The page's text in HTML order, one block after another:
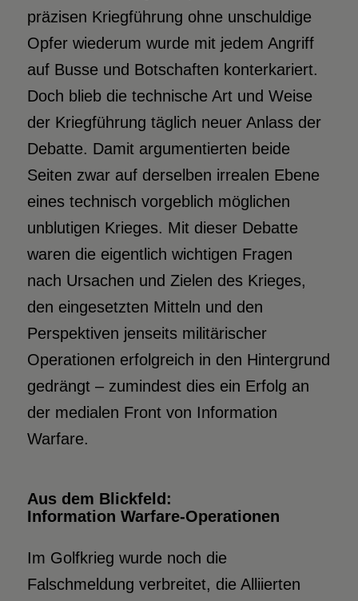
präzisen Kriegführung ohne unschuldige
Opfer wiederum wurde mit jedem Angriff
auf Busse und Botschaften konterkariert.
Doch blieb die technische Art und Weise
der Kriegführung täglich neuer Anlass der
Debatte. Damit argumentierten beide
Seiten zwar auf derselben irrealen Ebene
eines technisch vorgeblich möglichen
unblutigen Krieges. Mit dieser Debatte
waren die eigentlich wichtigen Fragen
nach Ursachen und Zielen des Krieges,
den eingesetzten Mitteln und den
Perspektiven jenseits militärischer
Operationen erfolgreich in den Hintergrund
gedrängt – zumindest dies ein Erfolg an
der medialen Front von Information
Warfare.
Aus dem Blickfeld:
Information Warfare-Operationen
Im Golfkrieg wurde noch die
Falschmeldung verbreitet, die Alliierten